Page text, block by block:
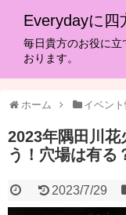
Everydayに四
毎日貴方のお役に立
おります。
ホーム イベン
2023年隅田川花
う！穴場は有る
2023/7/29